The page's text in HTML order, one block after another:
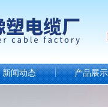
新闻动态 产品展示